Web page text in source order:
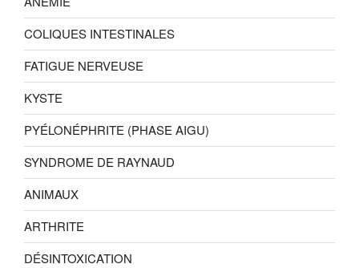
COLIQUES INTESTINALES
FATIGUE NERVEUSE
KYSTE
PYÉLONÉPHRITE (PHASE AIGU)
SYNDROME DE RAYNAUD
ANIMAUX
ARTHRITE
DÉSINTOXICATION